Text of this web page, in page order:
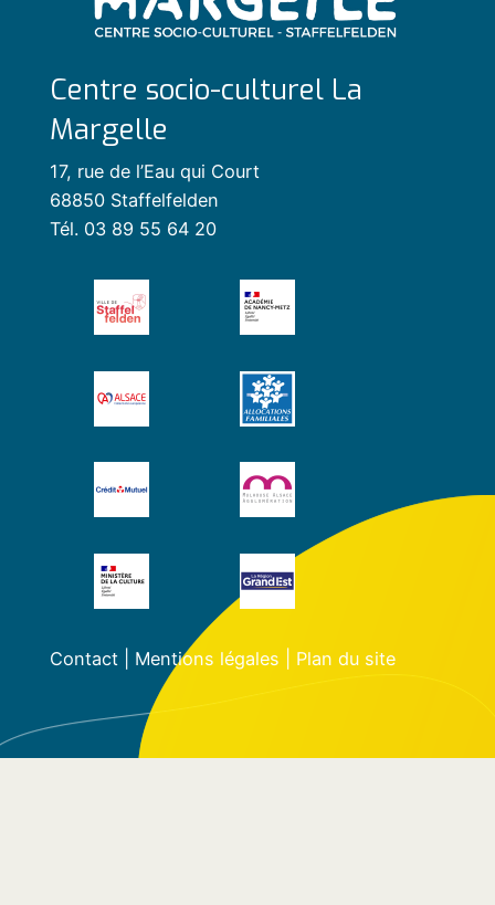
Centre socio-culturel La
Margelle
17, rue de l’Eau qui Court
68850 Staffelfelden
Tél. 03 89 55 64 20
Contact| Mentions légales Plan du site